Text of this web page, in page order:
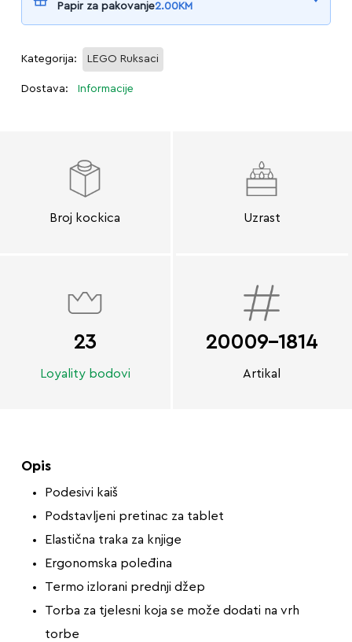
Papir za pakovanje2.00KM
Kategorija: LEGO Ruksaci
Dostava: Informacije
Broj kockica Uzrast
23
Loyality bodovi
20009-1814
Artikal
Opis
Podesivi kaiš
Podstavljeni pretinac za tablet
Elastična traka za knjige
Ergonomska poleđina
Termo izlorani prednji džep
Torba za tjelesni koja se može dodati na vrh
torbe